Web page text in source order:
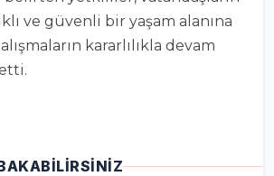
ve güvenli bir yaşam alanına
kararlılıkla devam